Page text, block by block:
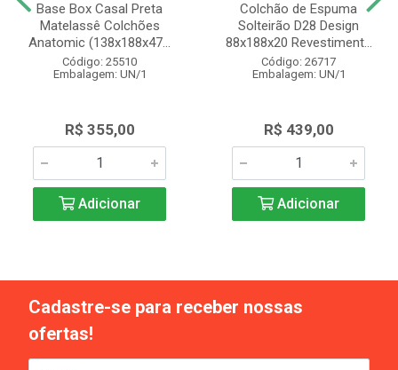
Base Box Casal Preta
Matelassê Colchões
Anatomic (138x188x47...
Código: 25510
Embalagem: UN/1
R$ 355,00
Adicionar
Colchão de Espuma
Solteirão D28 Design
88x188x20 Revestiment...
Código: 26717
Embalagem: UN/1
R$ 439,00
Adicionar
Cadastre-se para receber nossas
ofertas!